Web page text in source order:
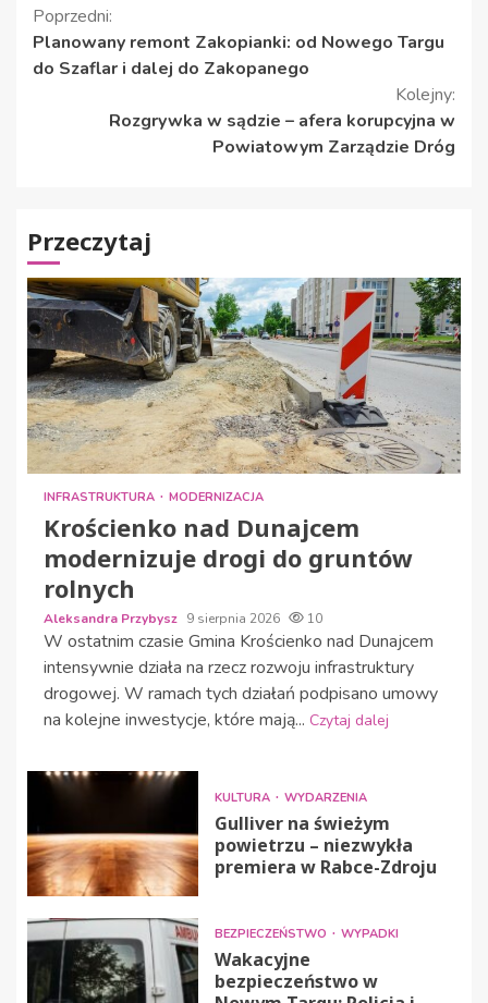
Kontynuuj
czytanie
Poprzedni:
Planowany remont Zakopianki: od Nowego Targu
do Szaflar i dalej do Zakopanego
Kolejny:
Rozgrywka w sądzie – afera korupcyjna w
Powiatowym Zarządzie Dróg
Przeczytaj
INFRASTRUKTURA MODERNIZACJA
Krościenko nad Dunajcem
modernizuje drogi do gruntów
rolnych
Aleksandra Przybysz 9 sierpnia 2026 10
W ostatnim czasie Gmina Krościenko nad Dunajcem
intensywnie działa na rzecz rozwoju infrastruktury
drogowej. W ramach tych działań podpisano umowy
na kolejne inwestycje, które mają... Czytaj dalej
KULTURA WYDARZENIA
Gulliver na świeżym
powietrzu – niezwykła
premiera w Rabce-Zdroju
BEZPIECZEŃSTWO WYPADKI
Wakacyjne
bezpieczeństwo w